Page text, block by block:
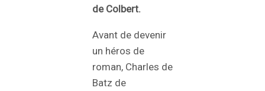
de Colbert.
Avant de devenir
un héros de
roman, Charles de
Batz de